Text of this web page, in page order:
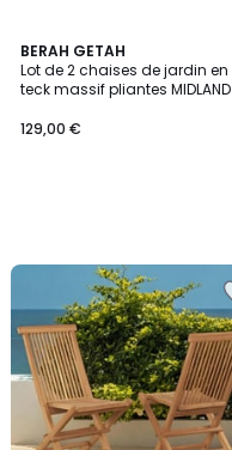
BERAH GETAH
Lot de 2 chaises de jardin en
teck massif pliantes MIDLAND
129,00 €